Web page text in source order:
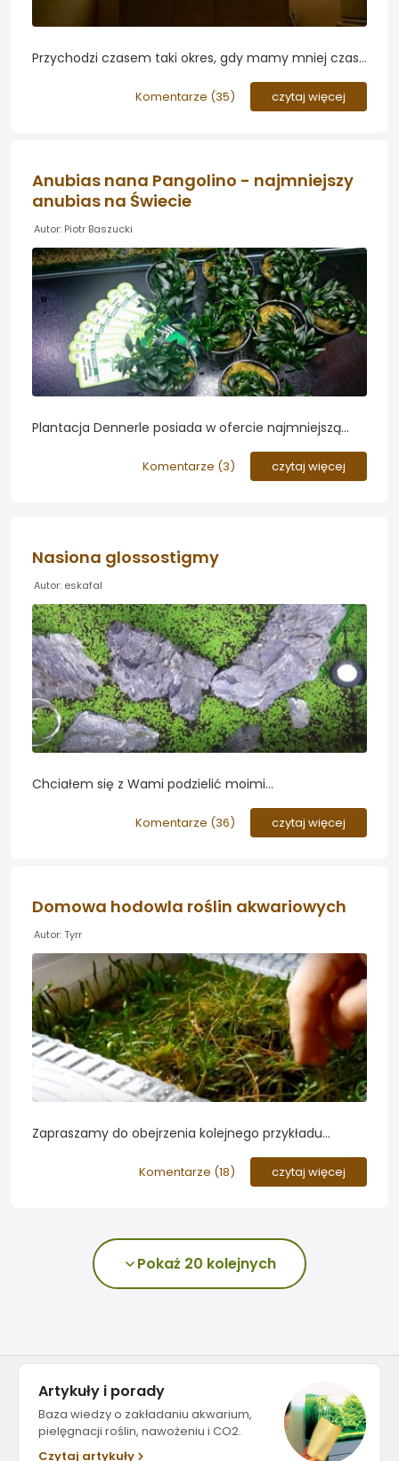
Przychodzi czasem taki okres, gdy mamy mniej czasu
rezygnować z akwarystyki roślinnej - wystarczy iż
obsadzimy zbiornik roślinami cieniolubnymi, tak jak
Komentarze (35) czytaj więcej
Anubias nana Pangolino - najmniejszy
anubias na Świecie
Autor: Piotr Baszucki
Plantacja Dennerle posiada w ofercie najmniejszą
Komentarze (3) czytaj więcej
Nasiona glossostigmy
Autor: eskafal
Chciałem się z Wami podzielić moimi
sadzi. Temat zaczął się w innym wątku, ale teraz
postaram się to wszystko zebrać razem i
Komentarze (36) czytaj więcej
Domowa hodowla roślin akwariowych
Autor: Tyrr
Zapraszamy do obejrzenia kolejnego przykładu
kilka wskazówek w postaci materiału filmowego...
Komentarze (18) czytaj więcej
Pokaż 20 kolejnych
Artykuły i porady
Baza wiedzy o zakładaniu akwarium,
pielęgnacji roślin, nawożeniu i CO2.
Czytaj artykuły